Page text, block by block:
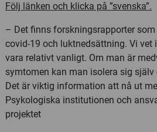
Följ länken och klicka på ”svenska”.
– Det finns forskningsrapporter
covid-19 och luktnedsättning. Vi vet
vara relativt vanligt. Om man är
symtomen kan man isolera sig
Det är viktig information att nå ut
Psykologiska institutionen och
projektet